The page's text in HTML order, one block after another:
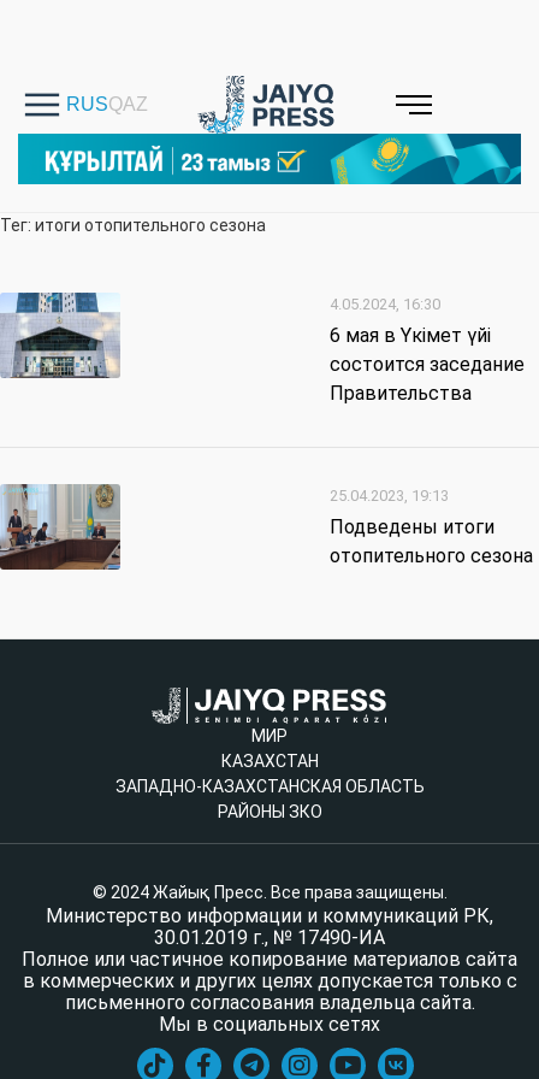
Тег: итоги отопительного сезона
4.05.2024, 16:30
6 мая в Үкімет үйі
состоится заседание
Правительства
25.04.2023, 19:13
Подведены итоги
отопительного сезона
МИР
КАЗАХСТАН
ЗАПАДНО-КАЗАХСТАНСКАЯ ОБЛАСТЬ
РАЙОНЫ ЗКО
© 2024 Жайық Пресс. Все права защищены.
Министерство информации и коммуникаций РК,
30.01.2019 г., № 17490-ИА
Полное или частичное копирование материалов сайта
в коммерческих и других целях допускается только с
письменного согласования владельца сайта.
Мы в социальных сетях